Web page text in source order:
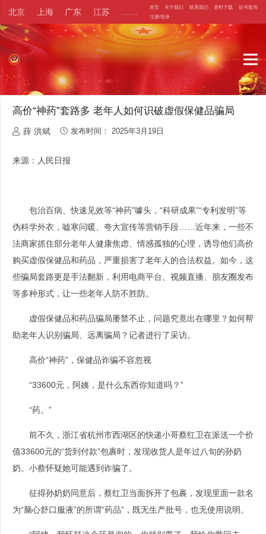
北京 上海 广东 江苏 首页 关于我们 联系我们 资料下载
证书查询
注册/登录
高价“神药”套路多 老年人如何识破虚假保健品骗局
薛 洪斌 发布时间：2025年3月19日
来源：人民日报
包治百病、快速见效等“神药”噱头，“科研成果”“专利发明”等
伪科学外衣，嘘寒问暖、夸大宣传等营销手段……近年来，一些不
法商家抓住部分老年人健康焦虑、情感孤独的心理，诱导他们高价
购买虚假保健品和药品，严重损害了老年人的合法权益。如今，这
些骗局套路更是手法翻新，利用电商平台、视频直播、朋友圈发布
等多种形式，让一些老年人防不胜防。
虚假保健品和药品骗局屡禁不止，问题究竟出在哪里？如何帮
助老年人识别骗局、远离骗局？记者进行了采访。
高价“神药”，保健品诈骗不容忽视
“33600元，阿姨，是什么东西你知道吗？”
“药。”
前不久，浙江省杭州市西湖区的快递小哥蔡红卫在派送一个价
值33600元的“货到付款”包裹时，发现收货人是年过八旬的孙奶
奶。小蔡怀疑她可能遇到诈骗了。
征得孙奶奶同意后，蔡红卫当面拆开了包裹，发现里面一款名
为“脑心舒口服液”的所谓“药品”，既无生产批号，也无使用说明。